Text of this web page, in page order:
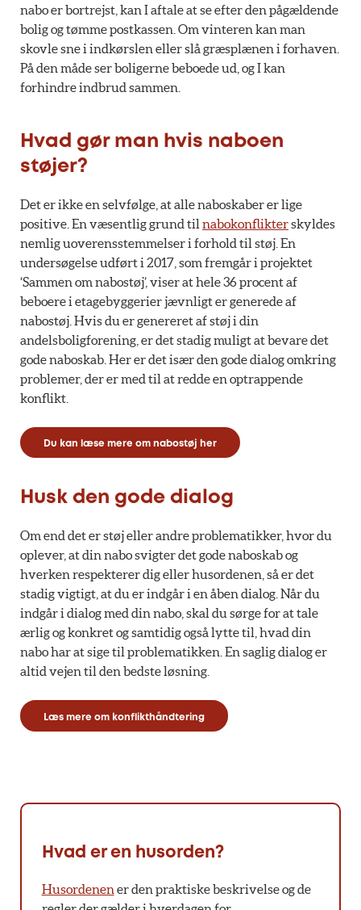
nabo er bortrejst, kan I aftale at se efter den pågældende
bolig og tømme postkassen. Om vinteren kan man
skovle sne i indkørslen eller slå græsplænen i forhaven.
På den måde ser boligerne beboede ud, og I kan
forhindre indbrud sammen.
Hvad gør man hvis naboen
støjer?
Det er ikke en selvfølge, at alle naboskaber er lige
positive. En væsentlig grund til nabokonflikterskyldes
nemlig uoverensstemmelser i forhold til støj. En
undersøgelse udført i 2017, som fremgår i projektet
‘Sammen om nabostøj’, viser at hele 36 procent af
beboere i etagebyggerier jævnligt er generede af
nabostøj. Hvis du er genereret af støj i din
andelsboligforening, er det stadig muligt at bevare det
gode naboskab. Her er det især den gode dialog omkring
problemer, der er med til at redde en optrappende
konflikt.
Du kan læse mere om nabostøj her
Husk den gode dialog
Om end det er støj eller andre problematikker, hvor du
oplever, at din nabo svigter det gode naboskab og
hverken respekterer dig eller husordenen, så er det
stadig vigtigt, at du er indgår i en åben dialog. Når du
indgår i dialog med din nabo, skal du sørge for at tale
ærlig og konkret og samtidig også lytte til, hvad din
nabo har at sige til problematikken. En saglig dialog er
altid vejen til den bedste løsning.
Læs mere om konflikthåndtering
Hvad er en husorden?
Husordenen er den praktiske beskrivelse og de